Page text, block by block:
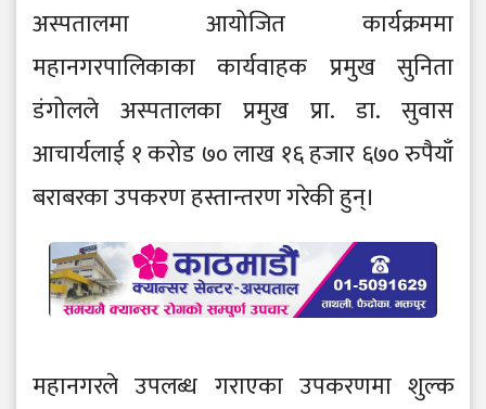
अस्पतालमा आयोजित कार्यक्रममा
महानगरपालिकाका कार्यवाहक प्रमुख सुनिता
डंगोलले अस्पतालका प्रमुख प्रा. डा. सुवास
आचार्यलाई १ करोड ७० लाख १६ हजार ६७० रुपैयाँ
बराबरका उपकरण हस्तान्तरण गरेकी हुन्।
महानगरले उपलब्ध गराएका उपकरणमा शुल्क